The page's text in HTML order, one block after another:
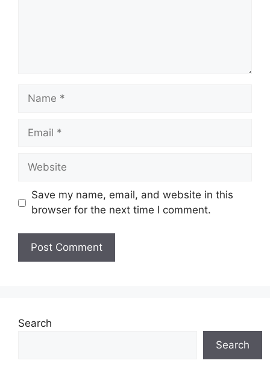
Name
Email
Website
Save my name, email, and website in this
browser for the next time I comment.
Search
Search